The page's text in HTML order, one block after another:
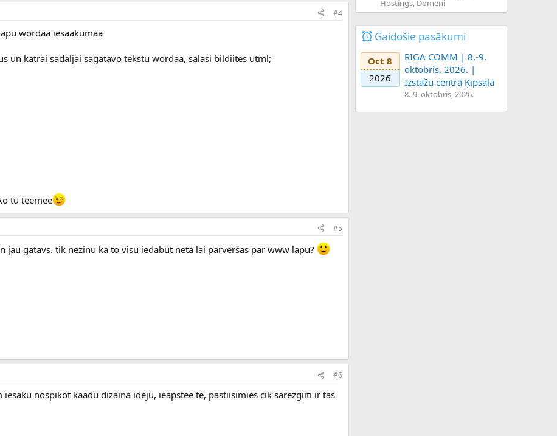
#4
wordaa iesaakumaa
un katrai sadaljai sagatavo tekstu wordaa, salasi bildiites utml;
tu teemee
#5
jau gatavs. tik nezinu kā to visu iedabūt netā lai pārvēršas par www lapu?
#6
nospikot kaadu dizaina ideju, ieapstee te, pastiisimies cik sarezgiiti ir tas
Hostings, Domēni
Gaidošie pasākumi
Oct 8
2026
RIGA COMM | 8.-9.
oktobris, 2026. |
Izstāžu centrā Ķīpsalā
8.-9. oktobris, 2026.